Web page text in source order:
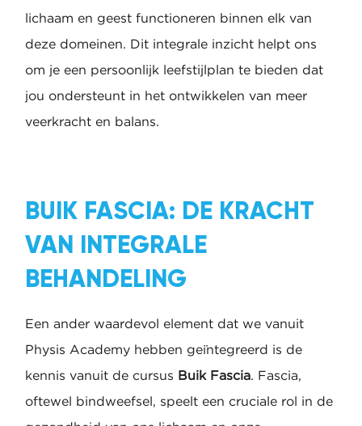
lichaam en geest functioneren binnen elk van
deze domeinen. Dit integrale inzicht helpt ons
om je een persoonlijk leefstijlplan te bieden dat
jou ondersteunt in het ontwikkelen van meer
veerkracht en balans.
BUIK FASCIA: DE KRACHT
VAN INTEGRALE
BEHANDELING
Een ander waardevol element dat we vanuit
Physis Academy hebben geïntegreerd is de
kennis vanuit de cursus Buik Fascia. Fascia,
oftewel bindweefsel, speelt een cruciale rol in de